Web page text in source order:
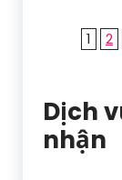
1 2
Dịch
nhận